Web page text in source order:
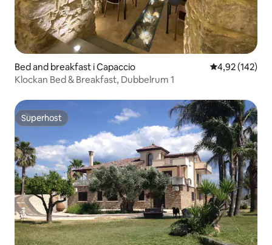
Bed and breakfast i Capaccio 4,92 av 5 i
4,92 (142)
Klockan Bed & Breakfast, Dubbelrum 1
Superhost
Superhost